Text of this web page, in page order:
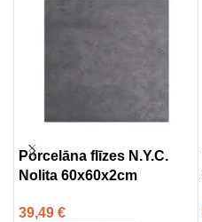
Porcelāna flīzes N.Y.C.
Nolita 60x60x2cm
39,49 €